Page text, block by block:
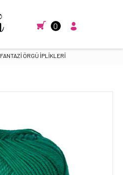
0
FANTAZİ ÖRGÜ İPLİKLERİ